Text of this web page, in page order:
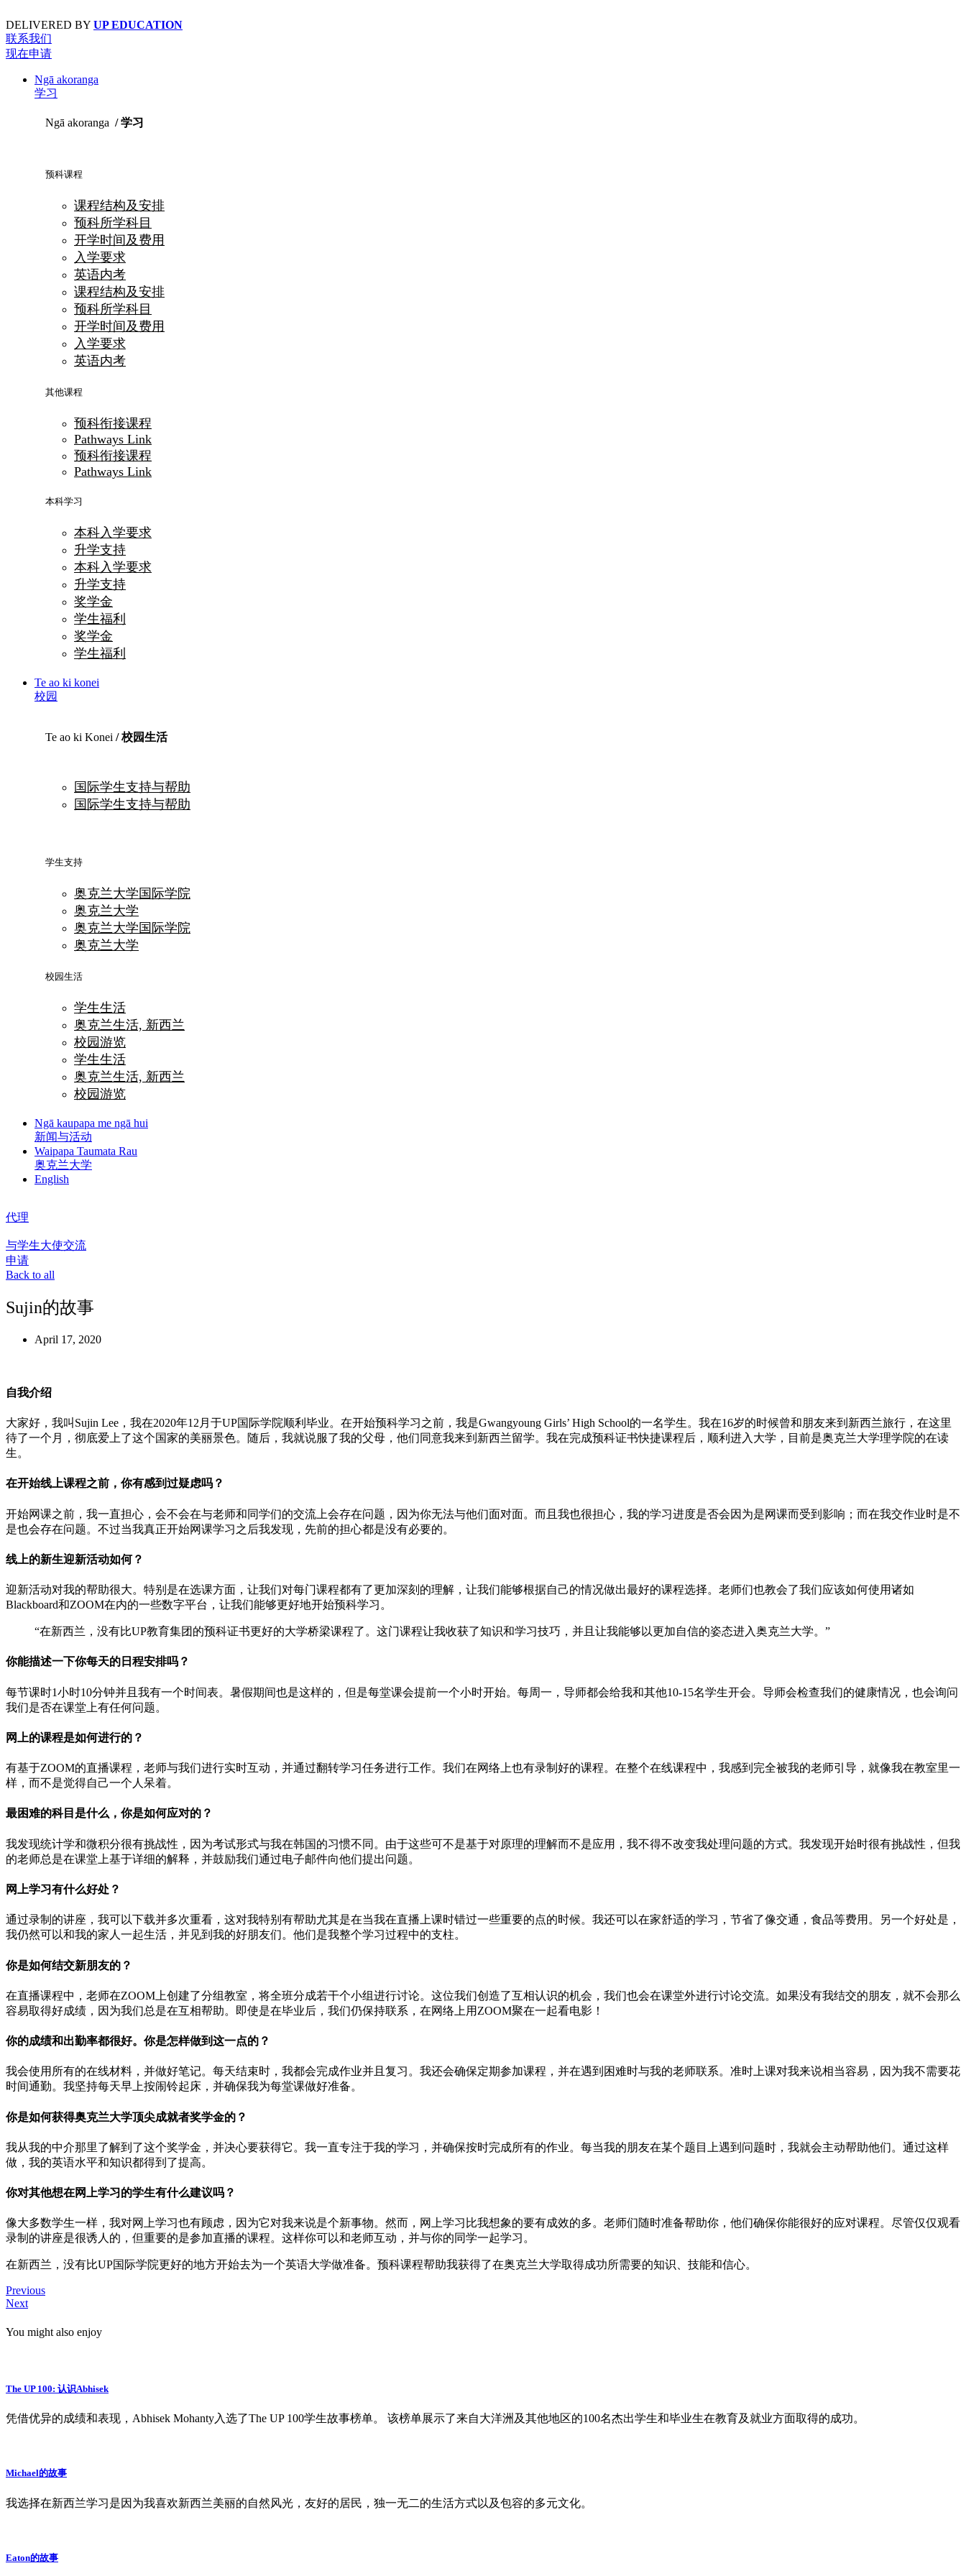
to
content
DELIVERED BY UP EDUCATION
联系我们
现在申请
Ngā akoranga
学习
Ngā akoranga / 学习
预科课程
课程结构及安排
预科所学科目
开学时间及费用
入学要求
英语内考
课程结构及安排
预科所学科目
开学时间及费用
入学要求
英语内考
其他课程
预科衔接课程
Pathways Link
预科衔接课程
Pathways Link
本科学习
本科入学要求
升学支持
本科入学要求
升学支持
奖学金
学生福利
奖学金
学生福利
Te ao ki konei
校园
Te ao ki Konei / 校园生活
国际学生支持与帮助
国际学生支持与帮助
学生支持
奥克兰大学国际学院
奥克兰大学
奥克兰大学国际学院
奥克兰大学
校园生活
学生生活
奥克兰生活, 新西兰
校园游览
学生生活
奥克兰生活, 新西兰
校园游览
Ngā kaupapa me ngā hui
新闻与活动
Waipapa Taumata Rau
奥克兰大学
English
代理
与学生大使交流
申请
Back to all
Sujin的故事
April 17, 2020
自我介绍
大家好，我叫Sujin Lee，我在2020年12月于UP国际学院顺利毕业。在开始预科学习之前，我是Gwangyoung Girls’ High School的一名学生。我在16岁的时候曾和朋友来到新西兰旅行，在这里
待了一个月，彻底爱上了这个国家的美丽景色。随后，我就说服了我的父母，他们同意我来到新西兰留学。我在完成预科证书快捷课程后，顺利进入大学，目前是奥克兰大学理学院的在读
生。
在开始线上课程之前，你有感到过疑虑吗？
开始网课之前，我一直担心，会不会在与老师和同学们的交流上会存在问题，因为你无法与他们面对面。而且我也很担心，我的学习进度是否会因为是网课而受到影响；而在我交作业时是不
是也会存在问题。不过当我真正开始网课学习之后我发现，先前的担心都是没有必要的。
线上的新生迎新活动如何？
迎新活动对我的帮助很大。特别是在选课方面，让我们对每门课程都有了更加深刻的理解，让我们能够根据自己的情况做出最好的课程选择。老师们也教会了我们应该如何使用诸如
Blackboard和ZOOM在内的一些数字平台，让我们能够更好地开始预科学习。
“在新西兰，没有比UP教育集团的预科证书更好的大学桥梁课程了。这门课程让我收获了知识和学习技巧，并且让我能够以更加自信的姿态进入奥克兰大学。”
你能描述一下你每天的日程安排吗？
每节课时1小时10分钟并且我有一个时间表。暑假期间也是这样的，但是每堂课会提前一个小时开始。每周一，导师都会给我和其他10-15名学生开会。导师会检查我们的健康情况，也会询问
我们是否在课堂上有任何问题。
网上的课程是如何进行的？
有基于ZOOM的直播课程，老师与我们进行实时互动，并通过翻转学习任务进行工作。我们在网络上也有录制好的课程。在整个在线课程中，我感到完全被我的老师引导，就像我在教室里一
样，而不是觉得自己一个人呆着。
最困难的科目是什么，你是如何应对的？
我发现统计学和微积分很有挑战性，因为考试形式与我在韩国的习惯不同。由于这些可不是基于对原理的理解而不是应用，我不得不改变我处理问题的方式。我发现开始时很有挑战性，但我
的老师总是在课堂上基于详细的解释，并鼓励我们通过电子邮件向他们提出问题。
网上学习有什么好处？
通过录制的讲座，我可以下载并多次重看，这对我特别有帮助尤其是在当我在直播上课时错过一些重要的点的时候。我还可以在家舒适的学习，节省了像交通，食品等费用。另一个好处是，
我仍然可以和我的家人一起生活，并见到我的好朋友们。他们是我整个学习过程中的支柱。
你是如何结交新朋友的？
在直播课程中，老师在ZOOM上创建了分组教室，将全班分成若干个小组进行讨论。这位我们创造了互相认识的机会，我们也会在课堂外进行讨论交流。如果没有我结交的朋友，就不会那么
容易取得好成绩，因为我们总是在互相帮助。即使是在毕业后，我们仍保持联系，在网络上用ZOOM聚在一起看电影！
你的成绩和出勤率都很好。你是怎样做到这一点的？
我会使用所有的在线材料，并做好笔记。每天结束时，我都会完成作业并且复习。我还会确保定期参加课程，并在遇到困难时与我的老师联系。准时上课对我来说相当容易，因为我不需要花
时间通勤。我坚持每天早上按闹铃起床，并确保我为每堂课做好准备。
你是如何获得奥克兰大学顶尖成就者奖学金的？
我从我的中介那里了解到了这个奖学金，并决心要获得它。我一直专注于我的学习，并确保按时完成所有的作业。每当我的朋友在某个题目上遇到问题时，我就会主动帮助他们。通过这样
做，我的英语水平和知识都得到了提高。
你对其他想在网上学习的学生有什么建议吗？
像大多数学生一样，我对网上学习也有顾虑，因为它对我来说是个新事物。然而，网上学习比我想象的要有成效的多。老师们随时准备帮助你，他们确保你能很好的应对课程。尽管仅仅观看
录制的讲座是很诱人的，但重要的是参加直播的课程。这样你可以和老师互动，并与你的同学一起学习。
在新西兰，没有比UP国际学院更好的地方开始去为一个英语大学做准备。预科课程帮助我获得了在奥克兰大学取得成功所需要的知识、技能和信心。
Previous
Next
You might also enjoy
The UP 100: 认识Abhisek
凭借优异的成绩和表现，Abhisek Mohanty入选了The UP 100学生故事榜单。 该榜单展示了来自大洋洲及其他地区的100名杰出学生和毕业生在教育及就业方面取得的成功。
Michael的故事
我选择在新西兰学习是因为我喜欢新西兰美丽的自然风光，友好的居民，独一无二的生活方式以及包容的多元文化。
Eaton的故事